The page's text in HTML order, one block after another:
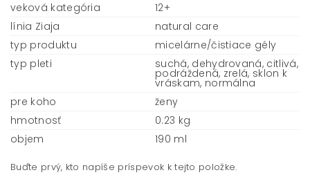
veková kategória
12+
línia Ziaja
natural care
typ produktu
micelárne/čistiace gély
typ pleti
suchá, dehydrovaná, citlivá,
podráždená, zrelá, sklon k
vráskam, normálna
pre koho
ženy
hmotnosť
0.23 kg
objem
190 ml
Buďte prvý, kto napíše príspevok k tejto položke.